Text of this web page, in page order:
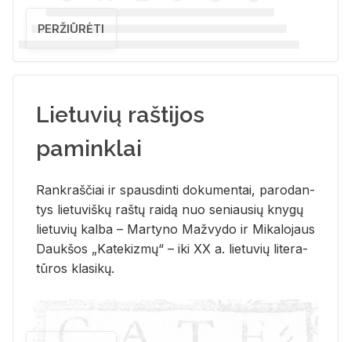
PERŽIŪRĖTI
Lietuvių raštijos
paminklai
Rank­raš­čiai ir spaus­din­ti do­ku­men­tai, pa­ro­dan­
tys lie­tu­viš­kų raš­tų rai­dą nuo se­niau­sių kny­gų
lie­tu­vių kal­ba – Mar­ty­no Ma­žvy­do ir Mi­ka­lo­jaus
Dauk­šos „Ka­te­kiz­mų“ – iki XX a. lie­tu­vių li­te­ra­
tū­ros kla­si­kų.